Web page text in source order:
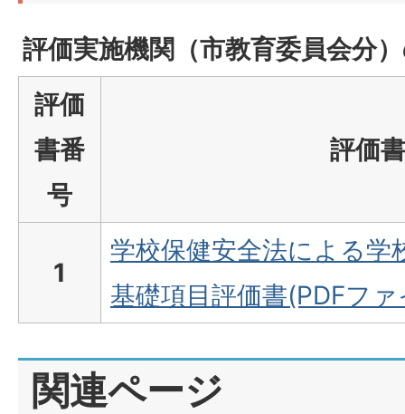
評価実施機関（市教育委員会分
評価
書番
号
評価
1
学校保健安全法による学
基礎項目評価書(PDFフ
関連ページ